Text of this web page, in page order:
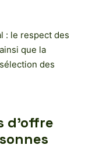
: le respect des
que la
des
d’offre